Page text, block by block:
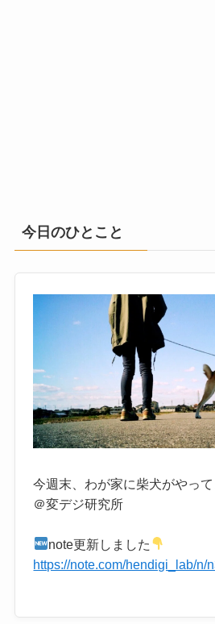
今日のひとこと
今週末、わが家に柴犬がやっ
＠変デジ研究所
note更新しました
https://note.com/hendigi_lab/n/